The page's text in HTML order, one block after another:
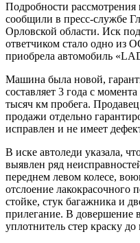
Подробности рассмотрения
сообщили в пресс-службе
Орловской области. Иск
ответчиком стало одно из
приобрела автомобиль
Машина была новой,
составляет 3 года с
тысяч км пробега.
продажи отдельно
исправлен и не имеет
В иске автоледи указала,
выявлен ряд
переднем левом колесе,
отслоение лакокрасочного
стойке, стук багажника и
прилегание. В довершение
уплотнитель стер краску до